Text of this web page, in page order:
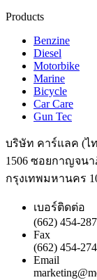
Products
Benzine
Diesel
Motorbike
Marine
Bicycle
Car Care
Gun Tec
บริษัท คาร์แลค (ไ
1506 ซอยกาญจนา
กรุงเทพมหานคร
เบอร์ติดต่อ
(662) 454-
Fax
(662) 454-
Email